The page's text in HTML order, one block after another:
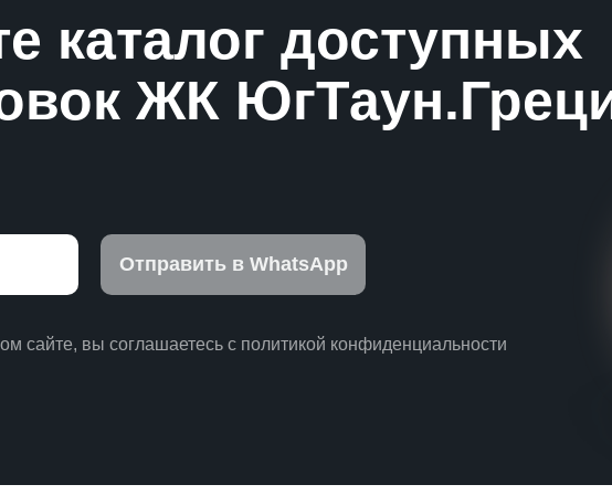
каталог доступных
ЖК
сайте, вы соглашаетесь с политикой конфиденциальности
Отправить в WhatsApp